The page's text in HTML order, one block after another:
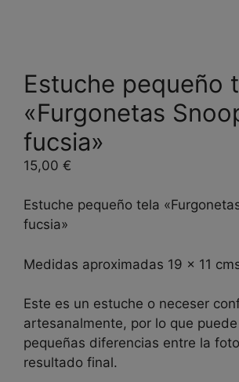
Estuche pequeño
«Furgonetas
fucsia»
15,00 €
Estuche pequeño tela
fucsia»
Medidas aproximadas 19 x 11
Este es un estuche o neceser
artesanalmente, por lo que
pequeñas diferencias entre la
resultado final.